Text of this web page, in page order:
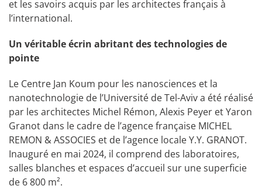
et les savoirs acquis par les architectes français à
l’international.
Un véritable écrin abritant des technologies de
pointe
Le Centre Jan Koum pour les nanosciences et la
nanotechnologie de l’Université de Tel-Aviv a été réalisé
par les architectes Michel Rémon, Alexis Peyer et Yaron
Granot dans le cadre de l’agence française MICHEL
REMON & ASSOCIES et de l’agence locale Y.Y. GRANOT.
Inauguré en mai 2024, il comprend des laboratoires,
salles blanches et espaces d’accueil sur une superficie
de 6 800 m².